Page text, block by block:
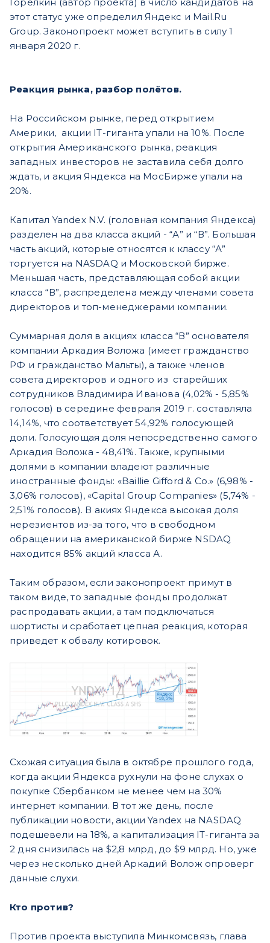
этот статус уже определил Яндекс и Mail.Ru
Group. Законопроект может вступить в силу 1
января 2020 г.
Реакция рынка, разбор полётов.
На Российском рынке, перед открытием
Америки, акции IT-гиганта упали на 10%. После
открытия Американского рынка, реакция
западных инвесторов не заставила себя долго
ждать, и акция Яндекса на МосБирже упали на
20%.
Капитал Yandex N.V. (головная компания Яндекса)
разделен на два класса акций - “А” и “В”. Большая
часть акций, которые относятся к классу “А”
торгуется на NASDAQ и Московской бирже.
Меньшая часть, представляющая собой акции
класса “В”, распределена между членами совета
директоров и топ-менеджерами компании.
Суммарная доля в акциях класса “В” основателя
компании Аркадия Воложа (имеет гражданство
РФ и гражданство Мальты), а также членов
совета директоров и одного из старейших
сотрудников Владимира Иванова (4,02% - 5,85%
голосов) в середине февраля 2019 г. составляла
14,14%, что соответствует 54,92% голосующей
доли. Голосующая доля непосредственно самого
Аркадия Воложа - 48,41%. Также, крупными
долями в компании владеют различные
иностранные фонды: «Baillie Gifford & Co.» (6,98% -
3,06% голосов), «Capital Group Companies» (5,74% -
2,51% голосов). В акиях Яндекса высокая доля
нерезиентов из-за того, что в свободном
обращении на американской бирже NSDAQ
находится 85% акций класса А.
Таким образом, если законопроект примут в
таком виде, то западные фонды продолжат
распродавать акции, а там подключаться
шортисты и сработает цепная реакция, которая
приведет к обвалу котировок.
Схожая ситуация была в октябре прошлого года,
когда акции Яндекса рухнули на фоне слухах о
покупке Сбербанком не менее чем на 30%
интернет компании. В тот же день, после
публикации новости, акции Yandex на NASDAQ
подешевели на 18%, а капитализация IT-гиганта за
2 дня снизилась на $2,8 млрд, до $9 млрд. Но, уже
через несколько дней Аркадий Волож опроверг
данные слухи.
Кто против?
Против проекта выступила Минкомсвязь, глава